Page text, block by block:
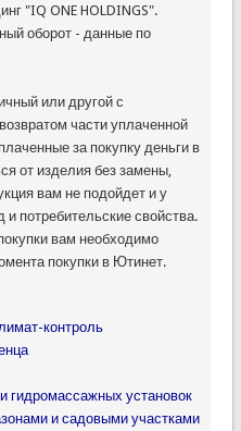
"IQ ONE HOLDINGS".
оборот - данные по
или другой с
части уплаченной
за покупку деньги в
от изделия без замены,
вам не подойдет и у
потребительские свойства.
вам необходимо
покупки в Ютинет.
контроль
гидромассажных установок
и садовыми участками